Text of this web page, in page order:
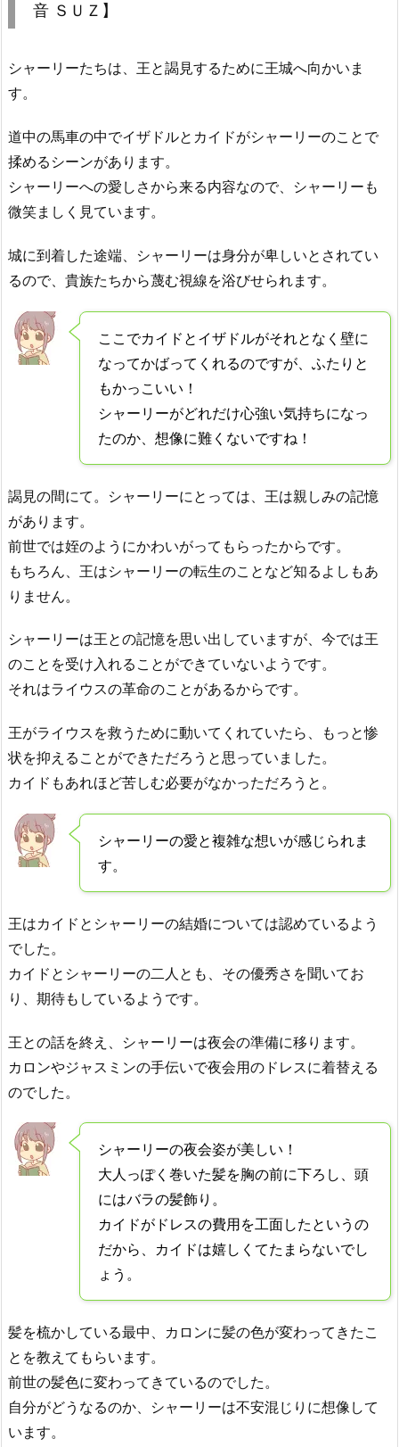
音 ＳＵＺ】
シャーリーたちは、王と謁見するために王城へ向かいま
す。
道中の馬車の中でイザドルとカイドがシャーリーのことで
揉めるシーンがあります。
シャーリーへの愛しさから来る内容なので、シャーリーも
微笑ましく見ています。
城に到着した途端、シャーリーは身分が卑しいとされてい
るので、貴族たちから蔑む視線を浴びせられます。
ここでカイドとイザドルがそれとなく壁に
なってかばってくれるのですが、ふたりと
もかっこいい！
シャーリーがどれだけ心強い気持ちになっ
たのか、想像に難くないですね！
謁見の間にて。シャーリーにとっては、王は親しみの記憶
があります。
前世では姪のようにかわいがってもらったからです。
もちろん、王はシャーリーの転生のことなど知るよしもあ
りません。
シャーリーは王との記憶を思い出していますが、今では王
のことを受け入れることができていないようです。
それはライウスの革命のことがあるからです。
王がライウスを救うために動いてくれていたら、もっと惨
状を抑えることができただろうと思っていました。
カイドもあれほど苦しむ必要がなかっただろうと。
シャーリーの愛と複雑な想いが感じられま
す。
王はカイドとシャーリーの結婚については認めているよう
でした。
カイドとシャーリーの二人とも、その優秀さを聞いてお
り、期待もしているようです。
王との話を終え、シャーリーは夜会の準備に移ります。
カロンやジャスミンの手伝いで夜会用のドレスに着替える
のでした。
シャーリーの夜会姿が美しい！
大人っぽく巻いた髪を胸の前に下ろし、頭
にはバラの髪飾り。
カイドがドレスの費用を工面したというの
だから、カイドは嬉しくてたまらないでし
ょう。
髪を梳かしている最中、カロンに髪の色が変わってきたこ
とを教えてもらいます。
前世の髪色に変わってきているのでした。
自分がどうなるのか、シャーリーは不安混じりに想像して
います。